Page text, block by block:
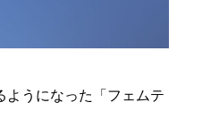
ようになった「フェムテ